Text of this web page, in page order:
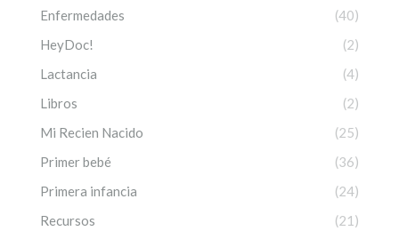
Enfermedades
(40)
HeyDoc!
(2)
Lactancia
(4)
Libros
(2)
Mi Recien Nacido
(25)
Primer bebé
(36)
Primera infancia
(24)
Recursos
(21)